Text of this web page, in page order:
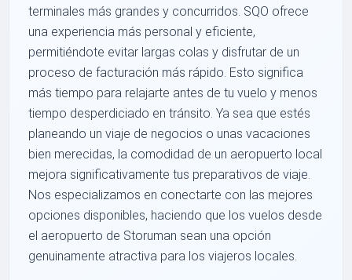
terminales más grandes y concurridos. SQO ofrece
una experiencia más personal y eficiente,
permitiéndote evitar largas colas y disfrutar de un
proceso de facturación más rápido. Esto significa
más tiempo para relajarte antes de tu vuelo y menos
tiempo desperdiciado en tránsito. Ya sea que estés
planeando un viaje de negocios o unas vacaciones
bien merecidas, la comodidad de un aeropuerto local
mejora significativamente tus preparativos de viaje.
Nos especializamos en conectarte con las mejores
opciones disponibles, haciendo que los vuelos desde
el aeropuerto de Storuman sean una opción
genuinamente atractiva para los viajeros locales.